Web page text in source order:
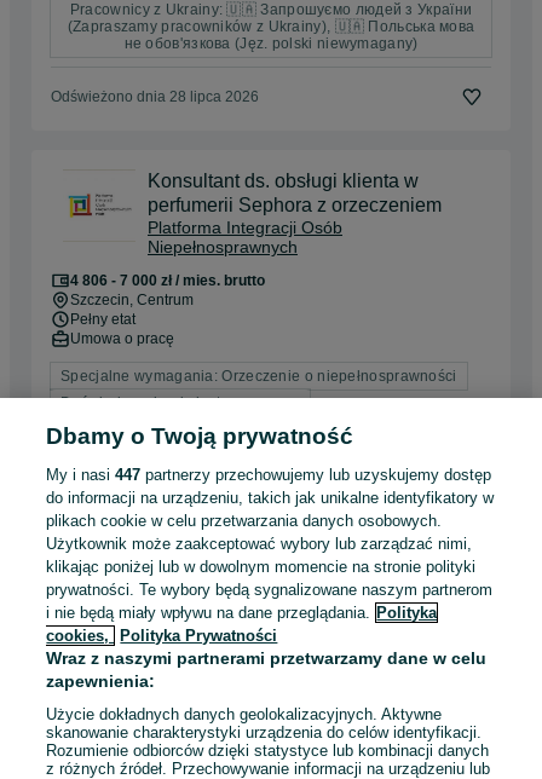
Pracownicy z Ukrainy: 🇺🇦 Запрошуємо людей з України
(Zapraszamy pracowników z Ukrainy), 🇺🇦 Польська мова
не обов'язкова (Jęz. polski niewymagany)
Odświeżono dnia 28 lipca 2026
Konsultant ds. obsługi klienta w
perfumerii Sephora z orzeczeniem
Platforma Integracji Osób
Niepełnosprawnych
4 806 - 7 000 zł / mies. brutto
Szczecin, Centrum
Pełny etat
Umowa o pracę
Specjalne wymagania: Orzeczenie o niepełnosprawności
Doświadczenie nie jest wymagane
Dyspozycyjność: Elastyczny czas pracy, Praca zmianowa,
Praca w weekendy
Miejsce pracy: W siedzibie firmy
Odświeżono dnia 06 sierpnia 2026
Mazda - Doradca serwisowy (k/m) - lok.
Słoneczne, Szczecin
Szczecin, Słoneczne
Pełny etat
Umowa o pracę
Doświadczenie nie jest wymagane
Dbamy o Twoją prywatność
My i nasi447 partnerzy przechowujemy lub uzyskujemy dostęp
do informacji na urządzeniu, takich jak unikalne identyfikatory w
plikach cookie w celu przetwarzania danych osobowych.
Użytkownik może zaakceptować wybory lub zarządzać nimi,
klikając poniżej lub w dowolnym momencie na stronie polityki
prywatności. Te wybory będą sygnalizowane naszym partnerom
i nie będą miały wpływu na dane przeglądania. Polityka
cookies,
Polityka Prywatności
Wraz z naszymi partnerami przetwarzamy dane w celu
zapewnienia:
Użycie dokładnych danych geolokalizacyjnych. Aktywne
skanowanie charakterystyki urządzenia do celów identyfikacji.
Rozumienie odbiorców dzięki statystyce lub kombinacji danych
z różnych źródeł. Przechowywanie informacji na urządzeniu lub